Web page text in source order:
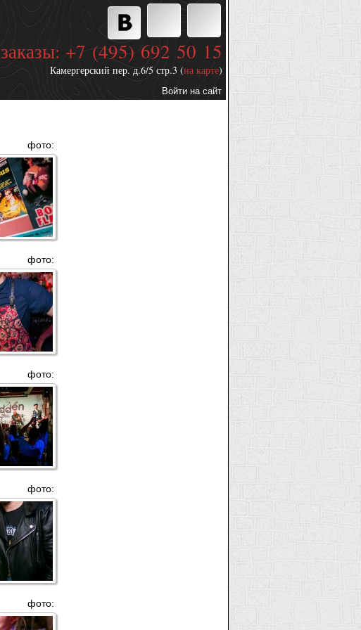
заказы: +7 (495) 692 50 15
Камергерский пер. д.6/5 стр.3 (на карте)
Дополнительные
Войти на сайт
фото:
фото:
фото:
фото:
фото: